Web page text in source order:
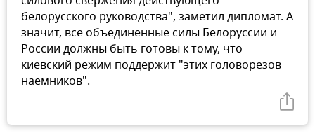
белорусского руководства", заметил дипломат. А
значит, все объединенные силы Белоруссии и
России должны быть готовы к тому, что
киевский режим поддержит "этих головорезов
наемников".